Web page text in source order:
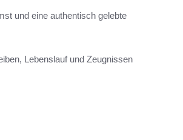
und eine authentisch gelebte
Lebenslauf und Zeugnissen